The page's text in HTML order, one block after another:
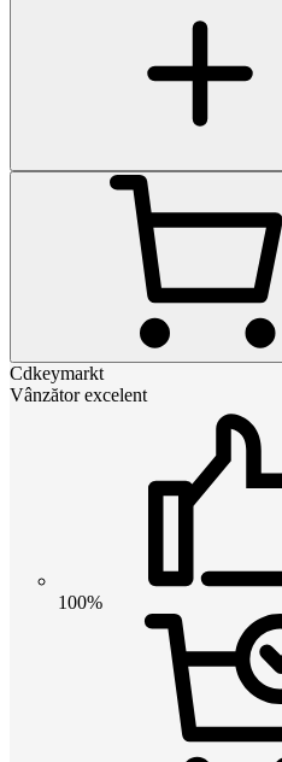
Cdkeymarkt
Vânzător excelent
100%